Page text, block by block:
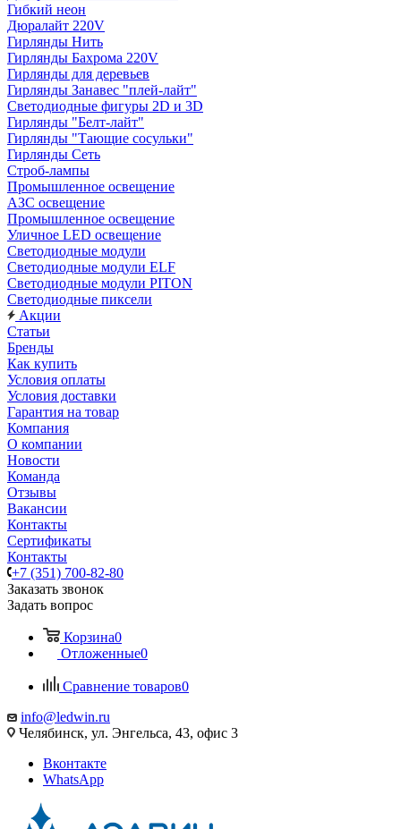
Гибкий неон
Дюралайт 220V
Гирлянды Нить
Гирлянды Бахрома 220V
Гирлянды для деревьев
Гирлянды Занавес "плей-лайт"
Светодиодные фигуры 2D и 3D
Гирлянды "Белт-лайт"
Гирлянды "Тающие сосульки"
Гирлянды Сеть
Строб-лампы
Промышленное освещение
АЗС освещение
Промышленное освещение
Уличное LED освещение
Светодиодные модули
Светодиодные модули ELF
Светодиодные модули PITON
Светодиодные пиксели
Акции
Статьи
Бренды
Как купить
Условия оплаты
Условия доставки
Гарантия на товар
Компания
О компании
Новости
Команда
Отзывы
Вакансии
Контакты
Сертификаты
Контакты
+7 (351) 700-82-80
Заказать звонок
Задать вопрос
Корзина0
Отложенные0
Сравнение товаров0
info@ledwin.ru
Челябинск, ул. Энгельса, 43, офис 3
Вконтакте
WhatsApp